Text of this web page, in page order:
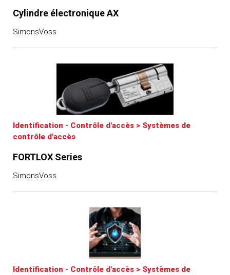
Cylindre électronique AX
SimonsVoss
Identification - Contrôle d'accès > Systèmes de
contrôle d'accès
FORTLOX Series
SimonsVoss
Identification - Contrôle d'accès > Systèmes de